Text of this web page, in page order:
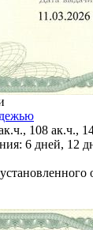
108 ак.ч.,
6 дней, 12